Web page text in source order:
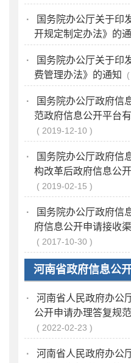
·
国务院办公厅关于印
开规定制定办法》的
·
国务院办公厅关于印
费管理办法》的通知
·
国务院办公厅政府信
范政府信息公开平台
2019-12-10
·
国务院办公厅政府信
构改革后政府信息公
2019-02-15
·
国务院办公厅政府信
府信息公开申请接收
2017-10-30
河南省政府信息公
·
河南省人民政府办公
公开申请办理答复规
2022-02-23
·
河南省人民政府办公